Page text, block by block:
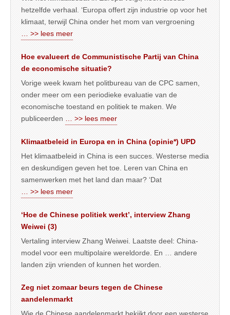
hetzelfde verhaal. ‘Europa offert zijn industrie op voor het
klimaat, terwijl China onder het mom van vergroening
… >> lees meer
Hoe evalueert de Communistische Partij van China
de economische situatie?
Vorige week kwam het politbureau van de CPC samen,
onder meer om een periodieke evaluatie van de
economische toestand en politiek te maken. We
publiceerden
… >> lees meer
Klimaatbeleid in Europa en in China (opinie*) UPD
Het klimaatbeleid in China is een succes. Westerse media
en deskundigen geven het toe. Leren van China en
samenwerken met het land dan maar? ‘Dat
… >> lees meer
‘Hoe de Chinese politiek werkt’, interview Zhang
Weiwei (3)
Vertaling interview Zhang Weiwei. Laatste deel: China-
model voor een multipolaire wereldorde. En … andere
landen zijn vrienden of kunnen het worden.
Zeg niet zomaar beurs tegen de Chinese
aandelenmarkt
Wie de Chinese aandelenmarkt bekijkt door een westerse